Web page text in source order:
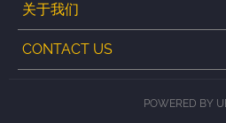
关于我们
CONTACT US
POWERED BY